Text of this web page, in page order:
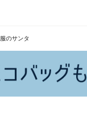
のサンタ